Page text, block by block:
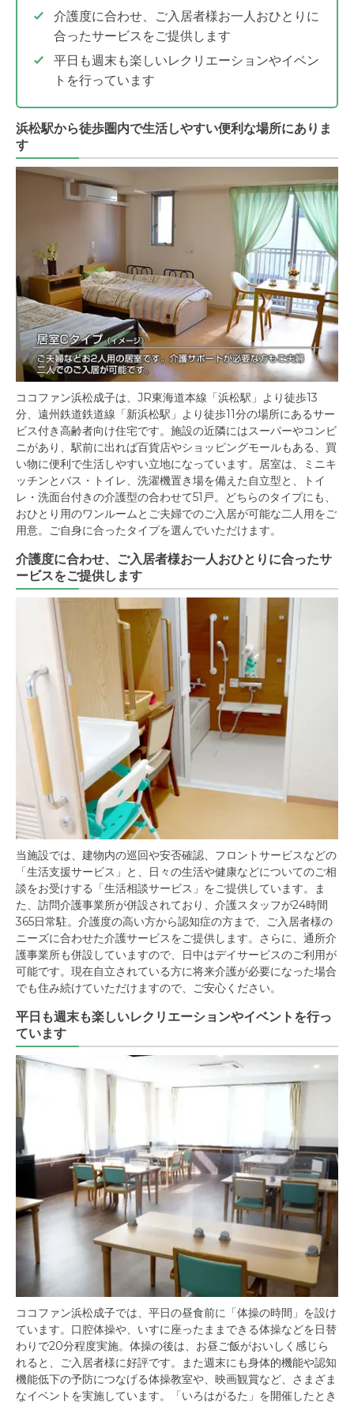
介護度に合わせ、ご入居者様お一人おひとりに
合ったサービスをご提供します
平日も週末も楽しいレクリエーションやイベン
トを行っています
浜松駅から徒歩圏内で生活しやすい便利な場所にありま
す
ココファン浜松成子は、JR東海道本線「浜松駅」より徒歩13
分、遠州鉄道鉄道線「新浜松駅」より徒歩11分の場所にあるサー
ビス付き高齢者向け住宅です。施設の近隣にはスーパーやコンビ
ニがあり、駅前に出れば百貨店やショッピングモールもある、買
い物に便利で生活しやすい立地になっています。居室は、ミニキ
ッチンとバス・トイレ、洗濯機置き場を備えた自立型と、トイ
レ・洗面台付きの介護型の合わせて51戸。どちらのタイプにも、
おひとり用のワンルームとご夫婦でのご入居が可能な二人用をご
用意。ご自身に合ったタイプを選んでいただけます。
介護度に合わせ、ご入居者様お一人おひとりに合ったサ
ービスをご提供します
当施設では、建物内の巡回や安否確認、フロントサービスなどの
「生活支援サービス」と、日々の生活や健康などについてのご相
談をお受けする「生活相談サービス」をご提供しています。ま
た、訪問介護事業所が併設されており、介護スタッフが24時間
365日常駐。介護度の高い方から認知症の方まで、ご入居者様の
ニーズに合わせた介護サービスをご提供します。さらに、通所介
護事業所も併設していますので、日中はデイサービスのご利用が
可能です。現在自立されている方に将来介護が必要になった場合
でも住み続けていただけますので、ご安心ください。
平日も週末も楽しいレクリエーションやイベントを行っ
ています
ココファン浜松成子では、平日の昼食前に「体操の時間」を設け
ています。口腔体操や、いすに座ったままできる体操などを日替
わりで20分程度実施。体操の後は、お昼ご飯がおいしく感じら
れると、ご入居者様に好評です。また週末にも身体的機能や認知
機能低下の予防につなげる体操教室や、映画観賞など、さまざま
なイベントを実施しています。「いろはがるた」を開催したとき